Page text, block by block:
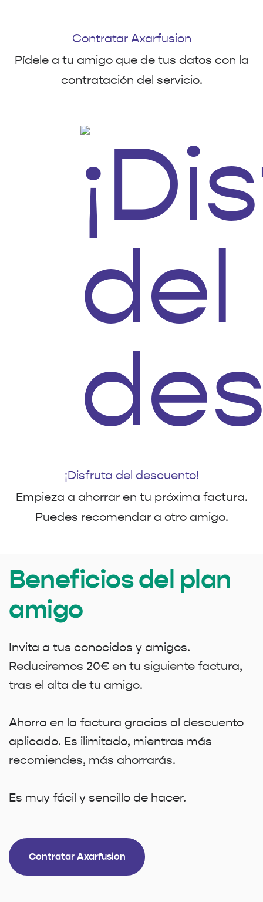
Contratar Axarfusion
Pídele a tu amigo que de tus datos con la
contratación del servicio.
¡Disfruta del descuento!
Empieza a ahorrar en tu próxima factura.
Puedes recomendar a otro amigo.
Beneficios del plan
amigo
Invita a tus conocidos y amigos.
Reduciremos 20€ en tu siguiente factura,
tras el alta de tu amigo.
Ahorra en la factura gracias al descuento
aplicado. Es ilimitado, mientras más
recomiendes, más ahorrarás.
Es muy fácil y sencillo de hacer.
Contratar Axarfusion